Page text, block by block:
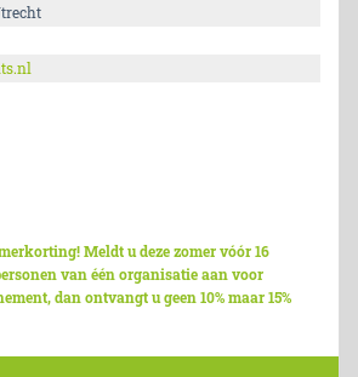
Meldt u deze zomer vóór 16
van één organisatie aan voor
dan ontvangt u geen 10% maar 15%